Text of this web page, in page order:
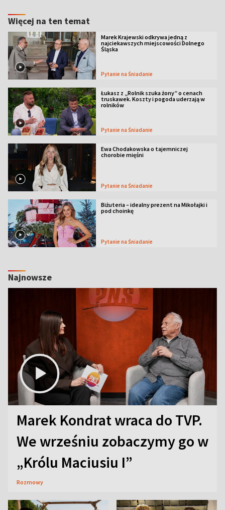
Więcej na ten temat
Marek Krajewski odkrywa jedną z
najciekawszych miejscowości Dolnego
Śląska
Pytanie na Śniadanie
Łukasz z „Rolnik szuka żony” o cenach
truskawek. Koszty i pogoda uderzają w
rolników
Pytanie na Śniadanie
Ewa Chodakowska o tajemniczej
chorobie mięśni
Pytanie na Śniadanie
Biżuteria – idealny prezent na Mikołajki i
pod choinkę
Pytanie na Śniadanie
Najnowsze
Marek Kondrat wraca do TVP.
We wrześniu zobaczymy go w
„Królu Maciusiu I”
Rozmowy